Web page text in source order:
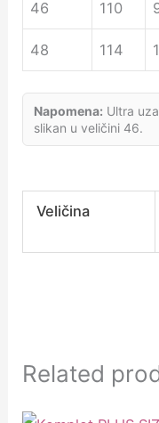
46 110
48 114
Napomena: Ultra
slikan u veličini 46.
Veličina
Related